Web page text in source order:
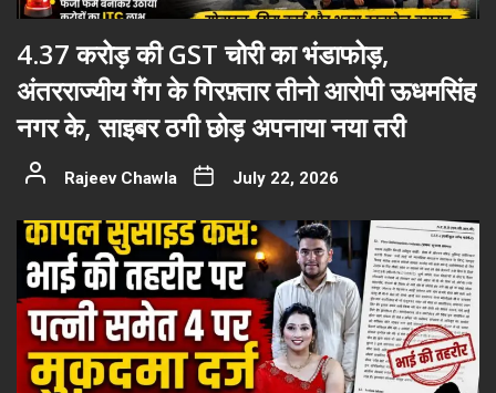
4.37 करोड़ की GST चोरी का भंडाफोड़,
अंतरराज्यीय गैंग के गिरफ़्तार तीनो आरोपी ऊधमसिंह
नगर के, साइबर ठगी छोड़ अपनाया नया तरी
Rajeev Chawla July 22, 2026